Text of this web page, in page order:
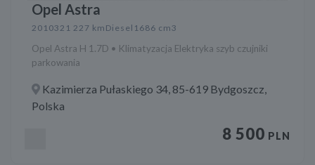
Opel Astra
2010321 227 km Diesel 1686 cm3
Opel Astra H 1.7D • Klimatyzacja Elektryka szyb czujniki
parkowania
Kazimierza Pułaskiego 34, 85-619 Bydgoszcz,
Polska
8 500 PLN